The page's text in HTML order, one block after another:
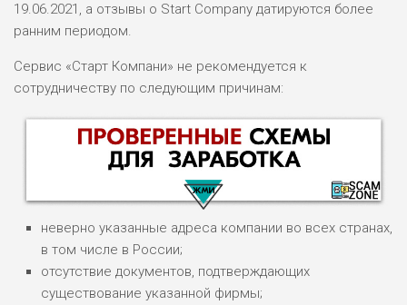
19.06.2021, а отзывы о Start Company датируются более
ранним периодом.
Сервис «Старт Компани» не рекомендуется к
сотрудничеству по следующим причинам:
неверно указанные адреса компании во всех странах,
в том числе в России;
отсутствие документов, подтверждающих
существование указанной фирмы;